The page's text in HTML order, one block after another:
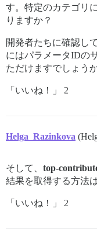
す。特定のカテゴリ
りますか？
開発者たちに確認し
にはパラメータIDの
ただけますでしょう
「いいね！」 2
Helga_Razinkova
そして、 top-
結果を取得する方法
「いいね！」 2